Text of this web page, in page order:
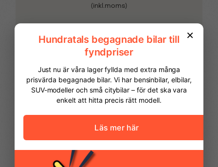
(inkl.moms)
Automatisk 0